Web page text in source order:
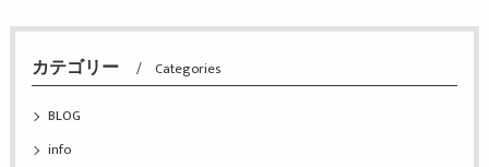
カテゴリー Categories
BLOG
info